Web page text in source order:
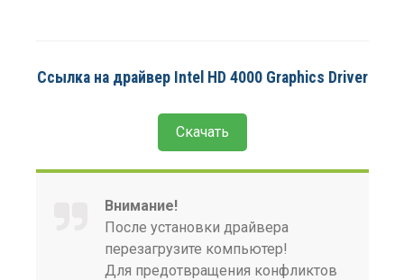
Ссылка на драйвер Intel HD 4000 Graphics Driver
Скачать
Внимание!
После установки драйвера
перезагрузите компьютер!
Для предотвращения конфликтов